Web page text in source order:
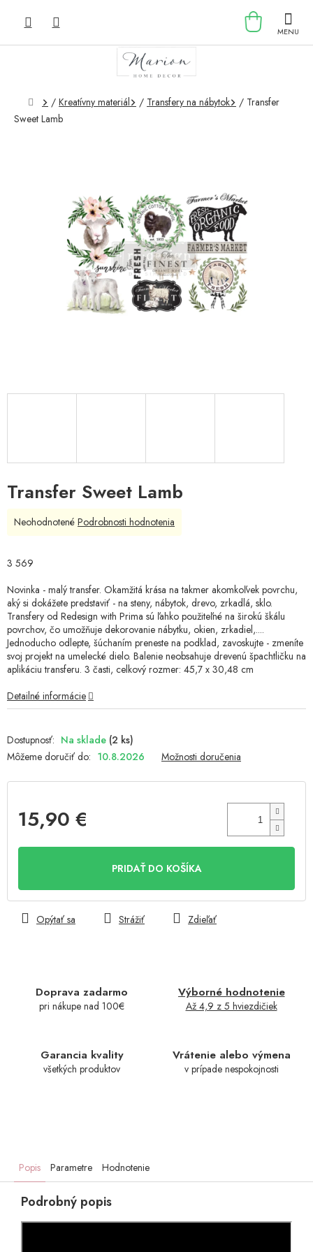
KOŠÍK
Domov
/ Kreatívny materiál / Transfery na nábytok / Transfer
Sweet Lamb
Transfer Sweet Lamb
Na sklade (2 ks)
Môžeme doručiť do: 10.8.2026 Možnosti doručenia
15,90 €
PRIDAŤ DO KOŠÍKA
Doprava zadarmo
pri nákupe nad 100€
Výborné hodnotenie
Až 4,9 z 5 hviezdičiek
Garancia kvality
všetkých produktov
Vrátenie alebo výmena
v prípade nespokojnosti
3 569
Novinka - malý transfer. Okamžitá krása na takmer akomkoľvek povrchu,
aký si dokážete predstaviť - na steny, nábytok, drevo, zrkadlá, sklo.
Transfery od Redesign with Prima sú ľahko použiteľné na širokú škálu
povrchov, čo umožňuje dekorovanie nábytku, okien, zrkadiel,....
Jednoducho odlepte, šúchaním preneste na podklad, zavoskujte - zmeníte
svoj projekt na umelecké dielo. Balenie neobsahuje drevenú špachtličku na
aplikáciu transferu. 3 časti, celkový rozmer: 45,7 x 30,48 cm
Detailné informácie
Opýtať sa Strážiť Zdieľať
Priemerné
je
z
5
hviezdičiek.
Neohodnotené Podrobnosti hodnotenia
Popis Parametre Hodnotenie
Podrobný popis